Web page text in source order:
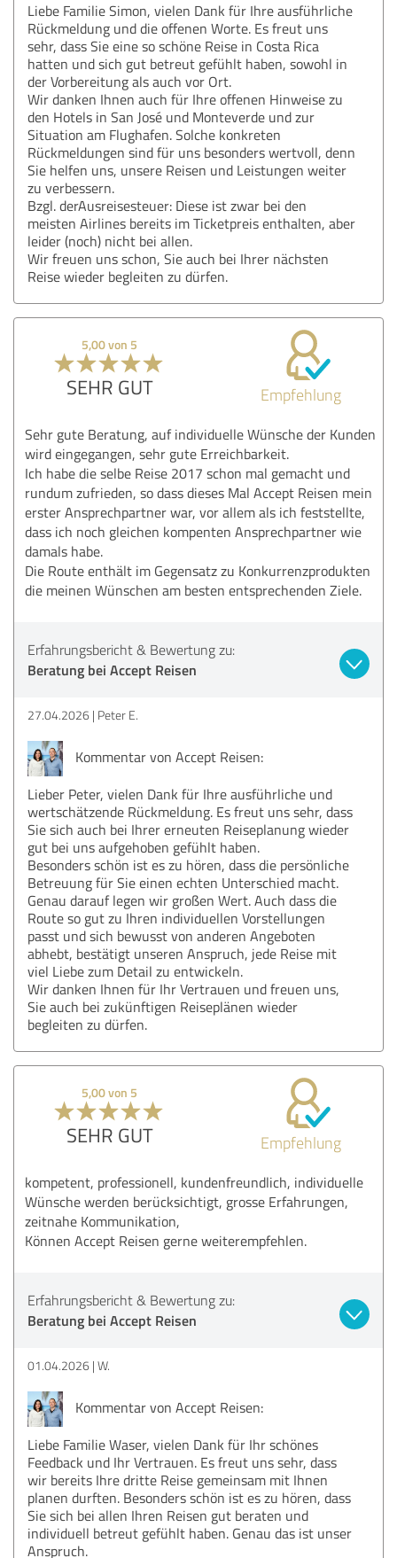
Liebe Familie Simon, vielen Dank für Ihre ausführliche
Rückmeldung und die offenen Worte. Es freut uns
sehr, dass Sie eine so schöne Reise in Costa Rica
hatten und sich gut betreut gefühlt haben, sowohl in
der Vorbereitung als auch vor Ort.
Wir danken Ihnen auch für Ihre offenen Hinweise zu
den Hotels in San José und Monteverde und zur
Situation am Flughafen. Solche konkreten
Rückmeldungen sind für uns besonders wertvoll, denn
Sie helfen uns, unsere Reisen und Leistungen weiter
zu verbessern.
Bzgl. derAusreisesteuer: Diese ist zwar bei den
meisten Airlines bereits im Ticketpreis enthalten, aber
leider (noch) nicht bei allen.
Wir freuen uns schon, Sie auch bei Ihrer nächsten
Reise wieder begleiten zu dürfen.
5,00 von 5
SEHR GUT Empfehlung
Sehr gute Beratung, auf individuelle Wünsche der Kunden
wird eingegangen, sehr gute Erreichbarkeit.
Ich habe die selbe Reise 2017 schon mal gemacht und
rundum zufrieden, so dass dieses Mal Accept Reisen mein
erster Ansprechpartner war, vor allem als ich feststellte,
dass ich noch gleichen kompenten Ansprechpartner wie
damals habe.
Die Route enthält im Gegensatz zu Konkurrenzprodukten
die meinen Wünschen am besten entsprechenden Ziele.
Erfahrungsbericht & Bewertung zu:
Beratung bei Accept Reisen
27.04.2026 Peter E.
Kommentar von Accept Reisen:
Lieber Peter, vielen Dank für Ihre ausführliche und
wertschätzende Rückmeldung. Es freut uns sehr, dass
Sie sich auch bei Ihrer erneuten Reiseplanung wieder
gut bei uns aufgehoben gefühlt haben.
Besonders schön ist es zu hören, dass die persönliche
Betreuung für Sie einen echten Unterschied macht.
Genau darauf legen wir großen Wert. Auch dass die
Route so gut zu Ihren individuellen Vorstellungen
passt und sich bewusst von anderen Angeboten
abhebt, bestätigt unseren Anspruch, jede Reise mit
viel Liebe zum Detail zu entwickeln.
Wir danken Ihnen für Ihr Vertrauen und freuen uns,
Sie auch bei zukünftigen Reiseplänen wieder
begleiten zu dürfen.
5,00 von 5
SEHR GUT Empfehlung
kompetent, professionell, kundenfreundlich, individuelle
Wünsche werden berücksichtigt, grosse Erfahrungen,
zeitnahe Kommunikation,
Können Accept Reisen gerne weiterempfehlen.
Erfahrungsbericht & Bewertung zu:
Beratung bei Accept Reisen
01.04.2026 W.
Kommentar von Accept Reisen:
Liebe Familie Waser, vielen Dank für Ihr schönes
Feedback und Ihr Vertrauen. Es freut uns sehr, dass
wir bereits Ihre dritte Reise gemeinsam mit Ihnen
planen durften. Besonders schön ist es zu hören, dass
Sie sich bei allen Ihren Reisen gut beraten und
individuell betreut gefühlt haben. Genau das ist unser
Anspruch.